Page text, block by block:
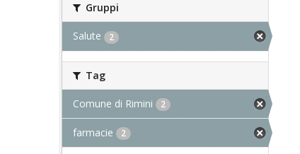
Gruppi
Salute 2
Tag
Comune di Rimini 2
farmacie 2